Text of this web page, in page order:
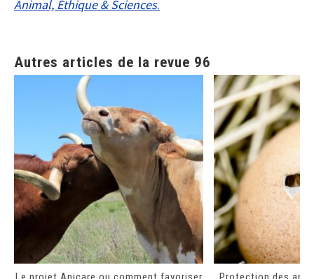
Animal, Éthique & Sciences.
Autres articles de la revue 96